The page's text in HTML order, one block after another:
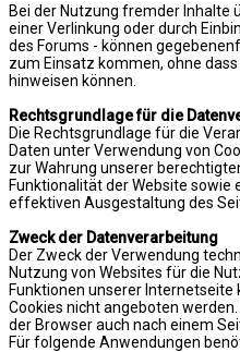
Bei der Nutzung fremder Inhalte
einer Verlinkung oder durch
des Forums - können
zum Einsatz kommen, ohne
hinweisen können.
Rechtsgrundlage für die
Die Rechtsgrundlage für die
Daten unter Verwendung von
zur Wahrung unserer
Funktionalität der Website sowie
effektiven Ausgestaltung des
Zweck der Datenverarbeitung
Der Zweck der Verwendung
Nutzung von Websites für die
Funktionen unserer Internetseite
Cookies nicht angeboten
der Browser auch nach einem
Für folgende Anwendungen